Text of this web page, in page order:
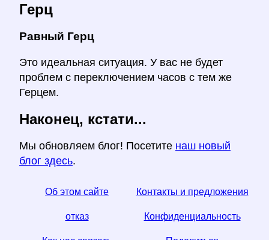
Герц
Равный Герц
Это идеальная ситуация. У вас не будет
проблем с переключением часов с тем же
Герцем.
Наконец, кстати...
Мы обновляем блог! Посетите наш новый
блог здесь.
Об этом сайте Контакты и предложения
отказ Конфиденциальность